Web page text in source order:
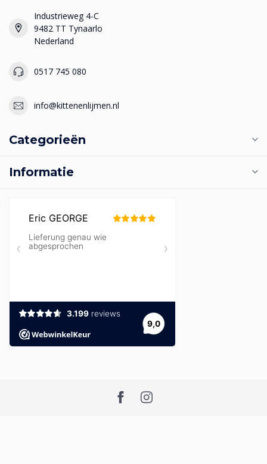
Industrieweg 4-C
9482 TT Tynaarlo
Nederland
0517 745 080
info@kittenenlijmen.nl
Categorieën
Informatie